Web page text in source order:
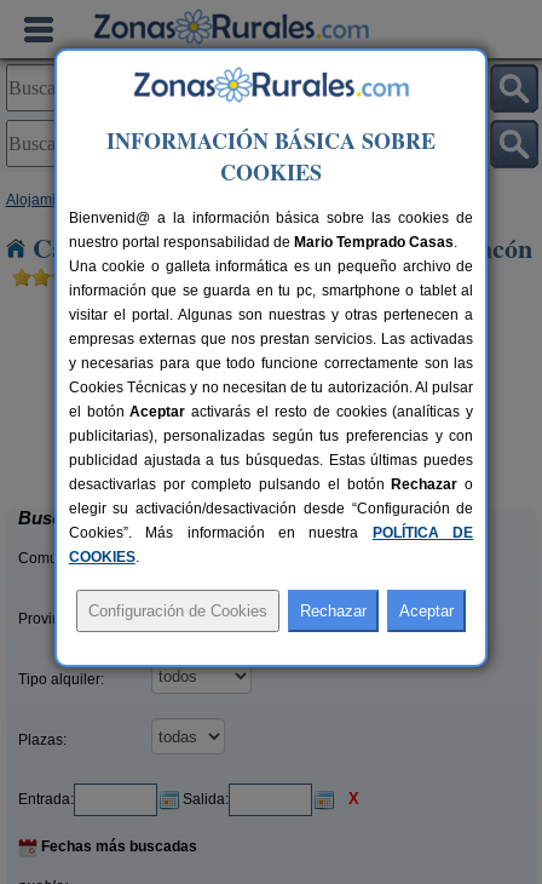
Alojamientos
Casas Rurales cerca de Prádena del Rincón
2-20+4 pers.
desde23 €
Casa Rural El Bosque
Alameda del Valle (Madrid)
Buscar
Comunidades:
Provincias/Islas:
Tipo alquiler:
Plazas:
Entrada: Salida: X
Fechas más buscadas
INFORMACIÓN BÁSICA SOBRE
COOKIES
Bienvenid@ a la información básica sobre las cookies de
nuestro portal responsabilidad de Mario Temprado Casas.
Una cookie o galleta informática es un pequeño archivo de
información que se guarda en tu pc, smartphone o tablet al
visitar el portal. Algunas son nuestras y otras pertenecen a
empresas externas que nos prestan servicios. Las activadas
y necesarias para que todo funcione correctamente son las
Cookies Técnicas y no necesitan de tu autorización. Al pulsar
el botónAceptar activarás el resto de cookies (analíticas y
publicitarias), personalizadas según tus preferencias y con
publicidad ajustada a tus búsquedas. Estas últimas puedes
desactivarlas por completo pulsando el botón Rechazar o
elegir su activación/desactivación desde “Configuración de
Cookies”. Más información en nuestra
POLÍTICA DE
COOKIES.